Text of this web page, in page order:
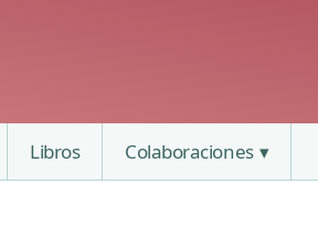
Libros Colaboraciones